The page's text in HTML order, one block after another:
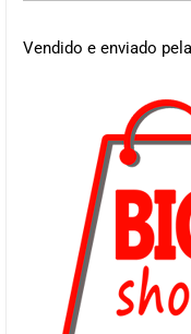
Vendido e enviado